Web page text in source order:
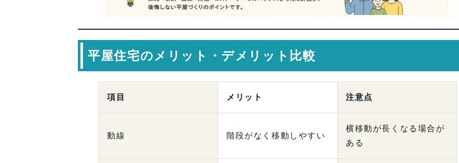
平屋住宅のメリット・デメリット比較
項目 メリット 注意点
動線 階段がなく移動しやすい
横移動が長くなる場合が
ある